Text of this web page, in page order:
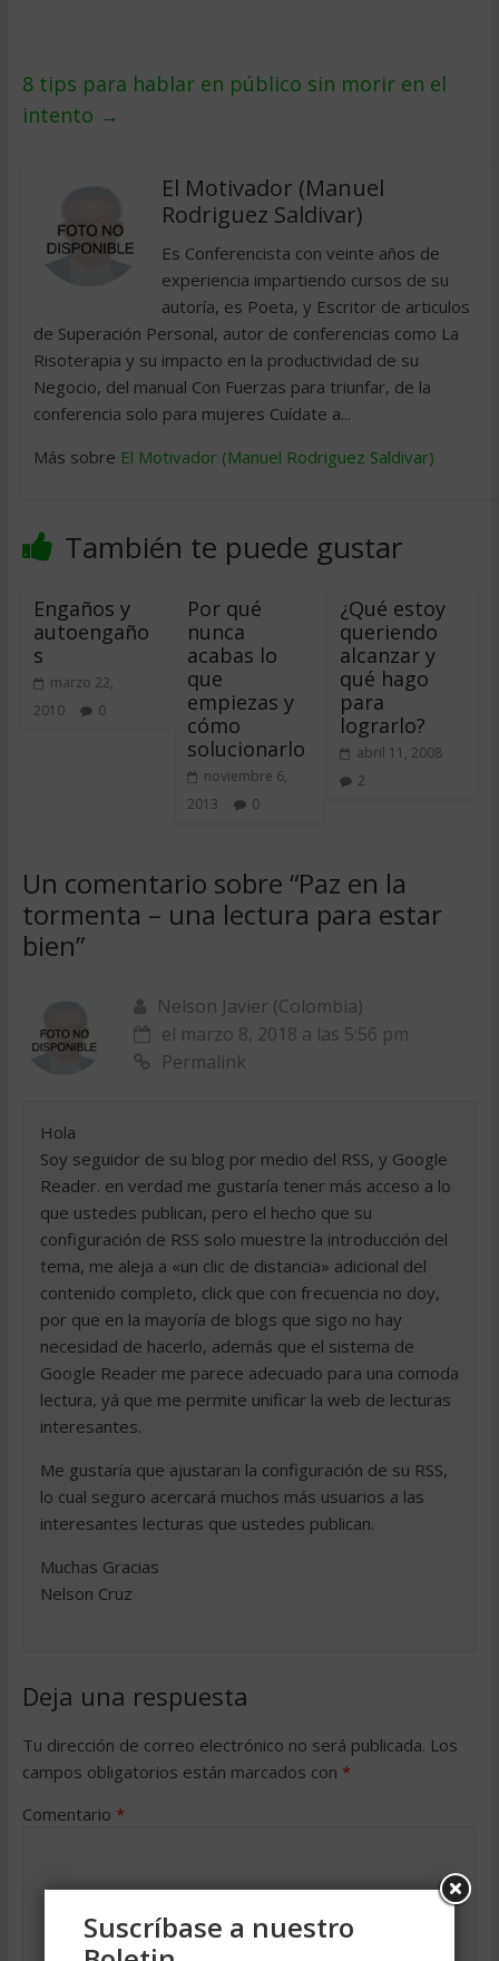
8 tips para hablar en público sin morir en el
intento →
El Motivador (Manuel
Rodriguez Saldivar)
Es Conferencista con veinte años de
experiencia impartiendo cursos de su
autoría, es Poeta, y Escritor de articulos
de Superación Personal, autor de conferencias como La
Risoterapia y su impacto en la productividad de su
Negocio, del manual Con Fuerzas para triunfar, de la
conferencia solo para mujeres Cuídate a...
Más sobre El Motivador (Manuel Rodriguez Saldivar)
También te puede gustar
Engaños y
autoengaño
s
marzo 22,
2010
0
Por qué
nunca
acabas lo
que
empiezas y
cómo
solucionarlo
noviembre 6,
2013
0
¿Qué estoy
queriendo
alcanzar y
qué hago
para
lograrlo?
abril 11, 2008
2
Un comentario sobre “Paz en la
tormenta – una lectura para estar
bien”
Nelson Javier (Colombia)
el marzo 8, 2018 a las 5:56 pm
Permalink
Hola
Soy seguidor de su blog por medio del RSS, y Google
Reader. en verdad me gustaría tener más acceso a lo
que ustedes publican, pero el hecho que su
configuración de RSS solo muestre la introducción del
tema, me aleja a «un clic de distancia» adicional del
contenido completo, click que con frecuencia no doy,
por que en la mayoría de blogs que sigo no hay
necesidad de hacerlo, además que el sistema de
Google Reader me parece adecuado para una comoda
lectura, yá que me permite unificar la web de lecturas
interesantes.
Me gustaría que ajustaran la configuración de su RSS,
lo cual seguro acercará muchos más usuarios a las
interesantes lecturas que ustedes publican.
Muchas Gracias
Nelson Cruz
Deja una respuesta
Tu dirección de correo electrónico no será publicada. Los
campos obligatorios están marcados con *
Comentario *
Suscríbase a nuestro